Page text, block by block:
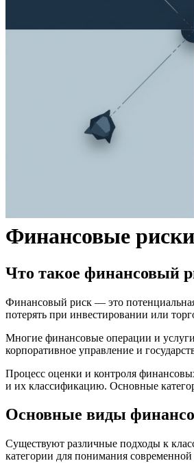
Финансовые
Что такое финансовый
Финансовый риск — это
потерять при инвестировании или
Многие финансовые операции и
корпоративное управление и
Процесс оценки и контроля
и их классификацию. Основные
Основные виды
Существуют различные подходы к
категории для понимания